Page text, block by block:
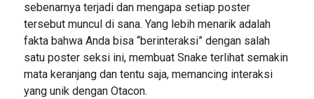
sebenarnya terjadi dan mengapa setiap poster
tersebut muncul di sana. Yang lebih menarik adalah
fakta bahwa Anda bisa “berinteraksi” dengan salah
satu poster seksi ini, membuat Snake terlihat semakin
mata keranjang dan tentu saja, memancing interaksi
yang unik dengan Otacon.